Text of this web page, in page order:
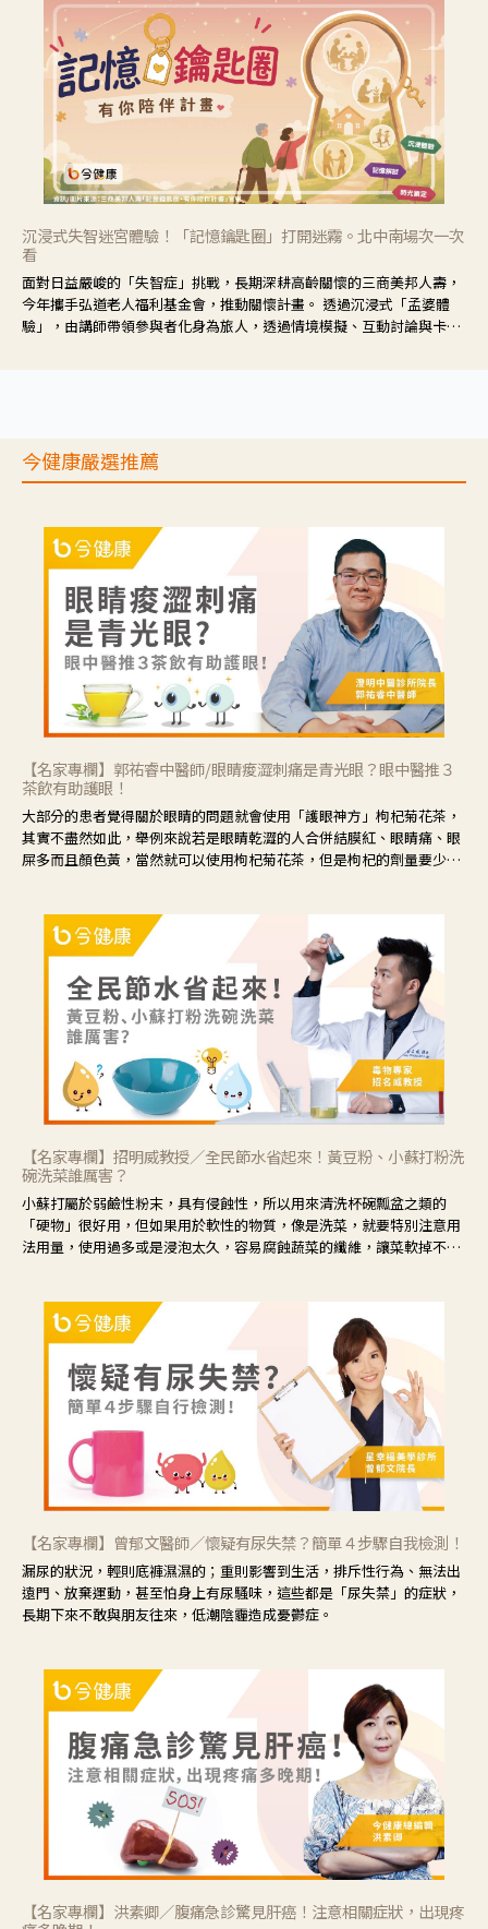
沉浸式失智迷宮體驗！「記憶鑰匙圈」打開迷霧。北中南場次一次
看
面對日益嚴峻的「失智症」挑戰，長期深耕高齡關懷的三商美邦人壽，
今年攜手弘道老人福利基金會，推動關懷計畫。 透過沉浸式「孟婆體
驗」，由講師帶領參與者化身為旅人，透過情境模擬、互動討論與卡牌
今健康嚴選推薦
【名家專欄】郭祐睿中醫師/眼睛痠澀刺痛是青光眼？眼中醫推３
茶飲有助護眼！
大部分的患者覺得關於眼睛的問題就會使用「護眼神方」枸杞菊花茶，
其實不盡然如此，舉例來說若是眼睛乾澀的人合併結膜紅、眼睛痛、眼
屎多而且顏色黃，當然就可以使用枸杞菊花茶，但是枸杞的劑量要少，
候就要使用菊花、金銀花來治療；假如單純的眼睛乾澀，結膜沒有紅，
眼睛周圍沒有眼屎，這種情況是屬於「陰虛」，就可以使用枸杞、蓮
藕、麥門冬、山藥等比較滋潤的藥材，效果就更顯著。
【名家專欄】招明威教授／全民節水省起來！黃豆粉、小蘇打粉洗
碗洗菜誰厲害？
小蘇打屬於弱鹼性粉末，具有侵蝕性，所以用來清洗杯碗瓢盆之類的
「硬物」很好用，但如果用於軟性的物質，像是洗菜，就要特別注意用
法用量，使用過多或是浸泡太久，容易腐蝕蔬菜的纖維，讓菜軟掉不清
【名家專欄】曾郁文醫師／懷疑有尿失禁？簡單４步驟自我檢測！
漏尿的狀況，輕則底褲濕濕的；重則影響到生活，排斥性行為、無法出
遠門、放棄運動，甚至怕身上有尿騷味，這些都是「尿失禁」的症狀，
長期下來不敢與朋友往來，低潮陰霾造成憂鬱症。
【名家專欄】洪素卿／腹痛急診驚見肝癌！注意相關症狀，出現疼